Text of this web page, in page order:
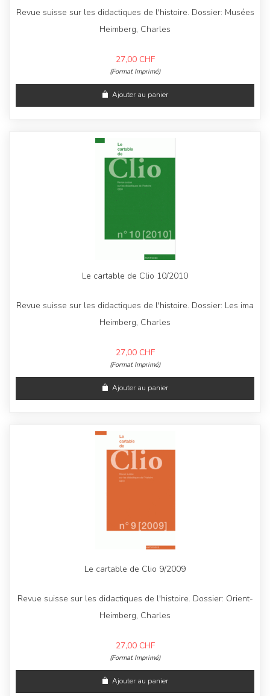
Revue suisse sur les didactiques de l'histoire. Dossier: Musées
Heimberg, Charles
27,00 CHF
(Format Imprimé)
Ajouter au panier
Le cartable de Clio 10/2010
Revue suisse sur les didactiques de l'histoire. Dossier: Les ima
Heimberg, Charles
27,00 CHF
(Format Imprimé)
Ajouter au panier
Le cartable de Clio 9/2009
Revue suisse sur les didactiques de l'histoire. Dossier: Orient-
Heimberg, Charles
27,00 CHF
(Format Imprimé)
Ajouter au panier